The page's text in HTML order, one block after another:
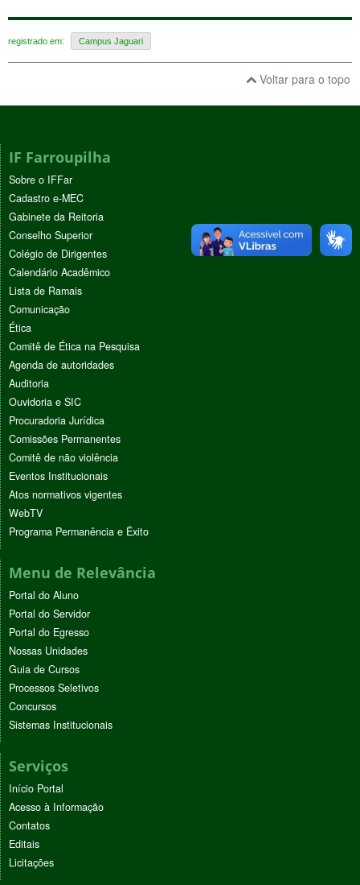
registrado em: Campus Jaguari
Voltar para o topo
IF Farroupilha
Sobre o IFFar
Cadastro e-MEC
Gabinete da Reitoria
Conselho Superior
Colégio de Dirigentes
Calendário Acadêmico
Lista de Ramais
Comunicação
Ética
Comitê de Ética na Pesquisa
Agenda de autoridades
Auditoria
Ouvidoria e SIC
Procuradoria Jurídica
Comissões Permanentes
Comitê de não violência
Eventos Institucionais
Atos normativos vigentes
WebTV
Programa Permanência e Êxito
Menu de Relevância
Portal do Aluno
Portal do Servidor
Portal do Egresso
Nossas Unidades
Guia de Cursos
Processos Seletivos
Concursos
Sistemas Institucionais
Serviços
Início Portal
Acesso à Informação
Contatos
Editais
Licitações